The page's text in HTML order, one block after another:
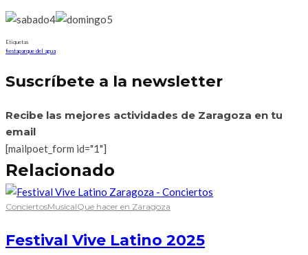
Etiquetas
fiestaparque del agua
Suscríbete a la newsletter
Recibe las mejores actividades de Zaragoza en tu
email
[mailpoet_form id="1"]
Relacionado
ConciertosMusicalQue hacer en Zaragoza
Festival Vive Latino 2025